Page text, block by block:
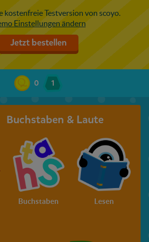
kostenfreie Testversion von scoyo.
Einstellungen ändern
Jetzt bestellen
0 1
Buchstaben & Laute
Buchstaben Lesen